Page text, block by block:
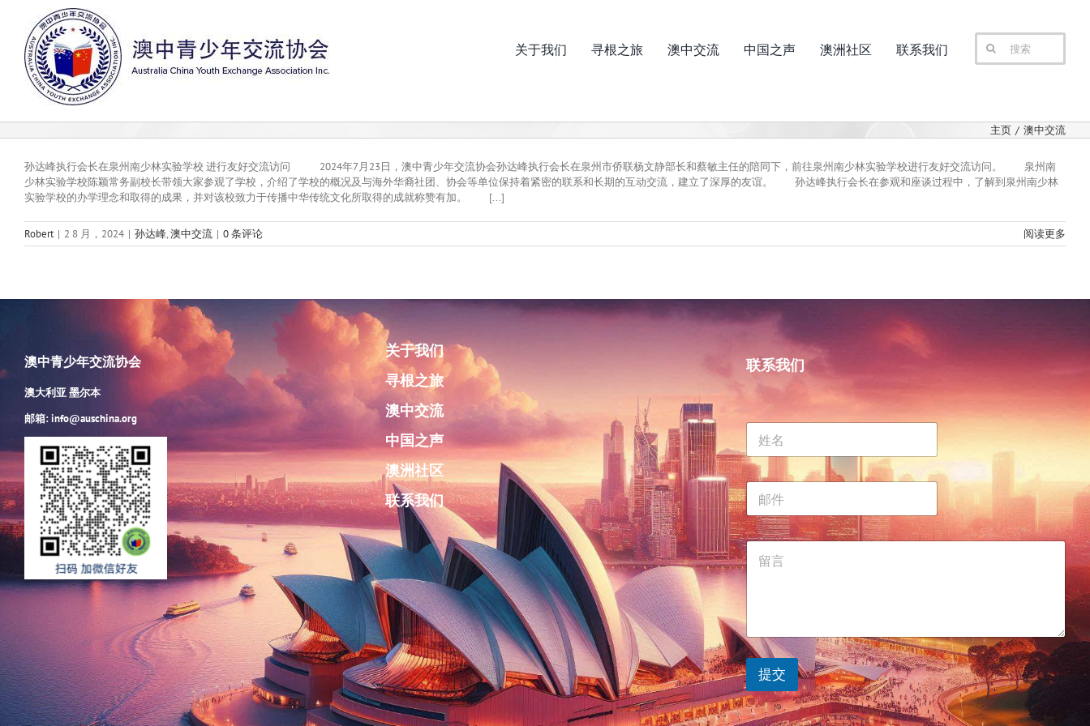
关于我们 寻根之旅 澳中交流 中国之声 澳洲社区 联系我们
搜
索：
主页 澳中交流
孙达峰执行会长在泉州南少林实验学校 进行友好交流访问 2024年7月23日，澳中青少年交流协会孙达峰执行会长在泉州市侨联杨文静部长和蔡敏主任的陪同下，前往泉州南少林实验学校进行友好交流访问。 泉州南
少林实验学校陈颖常务副校长带领大家参观了学校，介绍了学校的概况及与海外华裔社团、协会等单位保持着紧密的联系和长期的互动交流，建立了深厚的友谊。 孙达峰执行会长在参观和座谈过程中，了解到泉州南少林
实验学校的办学理念和取得的成果，并对该校致力于传播中华传统文化所取得的成就称赞有加。 [...]
Robert | 2 8 月，2024 | 孙达峰,澳中交流 | 0 条评论 阅读更多
澳中青少年交流协会
澳大利亚 墨尔本
邮箱: info@auschina.org
关于我们
寻根之旅
澳中交流
中国之声
澳洲社区
联系我们
联系我们
提交